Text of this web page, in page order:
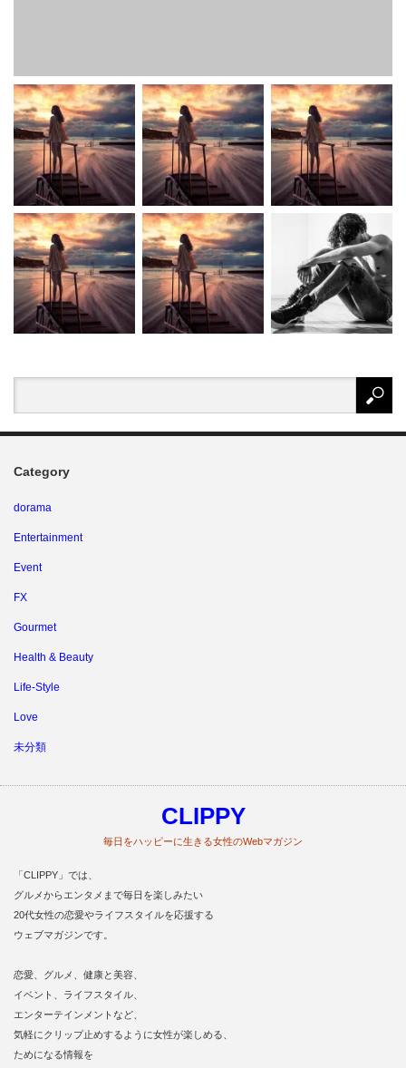
Category
dorama
Entertainment
Event
FX
Gourmet
Health & Beauty
Life‐Style
Love
未分類
CLIPPY
毎日をハッピーに生きる女性のWebマガジン
「CLIPPY」では、
グルメからエンタメまで毎日を楽しみたい
20代女性の恋愛やライフスタイルを応援する
ウェブマガジンです。
恋愛、グルメ、健康と美容、
イベント、ライフスタイル、
エンターテインメントなど、
気軽にクリップ止めするように女性が楽しめる、
ためになる情報を